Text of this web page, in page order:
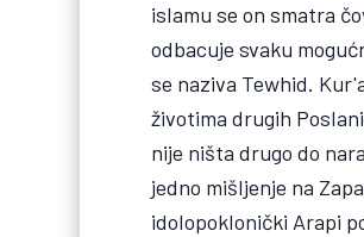
islamu se on smatra
odbacuje svaku
se naziva Tewhid.
životima drugih
nije ništa drugo do
jedno mišljenje na
idolopoklonički Arapi